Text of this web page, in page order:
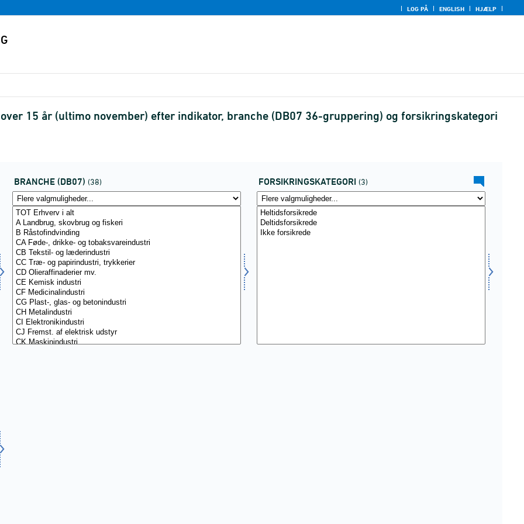
LOG PÅ ENGLISH HJÆLP
15 år (ultimo november) efter indikator, branche (DB07 36-gruppering) og forsikringskategori
BRANCHE (DB07) (38) FORSIKRINGSKATEGORI (3)